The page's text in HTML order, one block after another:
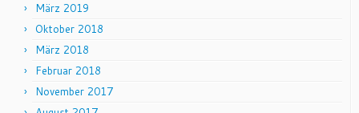
März 2019
Oktober 2018
März 2018
Februar 2018
November 2017